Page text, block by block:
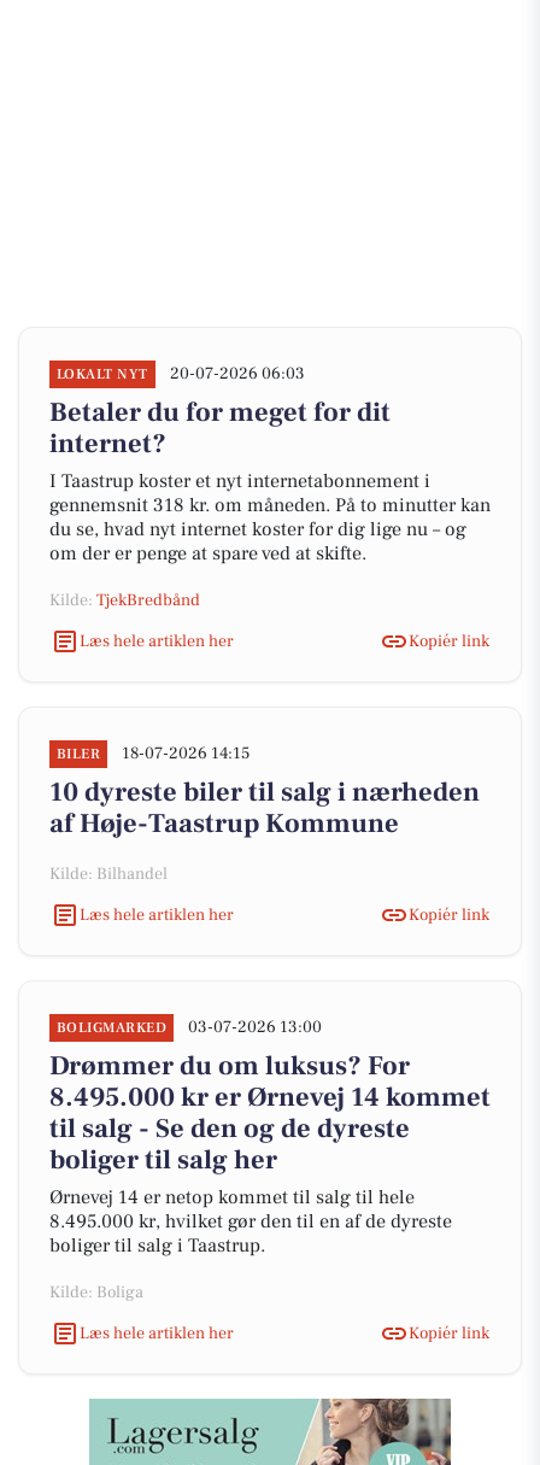
LOKALT NYT 20-07-2026 06:03
Betaler du for meget for dit
internet?
I Taastrup koster et nyt internetabonnement i
gennemsnit 318 kr. om måneden. På to minutter kan
du se, hvad nyt internet koster for dig lige nu – og
om der er penge at spare ved at skifte.
Kilde: TjekBredbånd
Læs hele artiklen her
Kopiér link
BILER 18-07-2026 14:15
10 dyreste biler til salg i nærheden
af Høje-Taastrup Kommune
Kilde: Bilhandel
Læs hele artiklen her
Kopiér link
BOLIGMARKED 03-07-2026 13:00
Drømmer du om luksus? For
8.495.000 kr er Ørnevej 14 kommet
til salg - Se den og de dyreste
boliger til salg her
Ørnevej 14 er netop kommet til salg til hele
8.495.000 kr, hvilket gør den til en af de dyreste
boliger til salg i Taastrup.
Kilde: Boliga
Læs hele artiklen her
Kopiér link